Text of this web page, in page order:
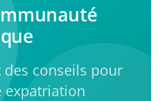
des conseils pour
expatriation